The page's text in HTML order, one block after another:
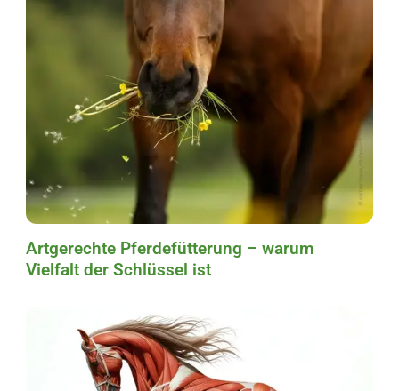
Artgerechte Pferdefütterung – warum
Vielfalt der Schlüssel ist